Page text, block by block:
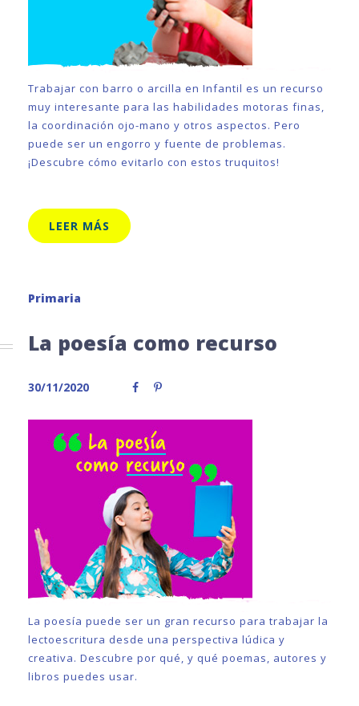
Trabajar con barro o arcilla en Infantil es un recurso
muy interesante para las habilidades motoras finas,
la coordinación ojo-mano y otros aspectos. Pero
puede ser un engorro y fuente de problemas.
¡Descubre cómo evitarlo con estos truquitos!
LEER MÁS
Primaria
La poesía como recurso
30/11/2020
La poesía puede ser un gran recurso para trabajar la
lectoescritura desde una perspectiva lúdica y
creativa. Descubre por qué, y qué poemas, autores y
libros puedes usar.